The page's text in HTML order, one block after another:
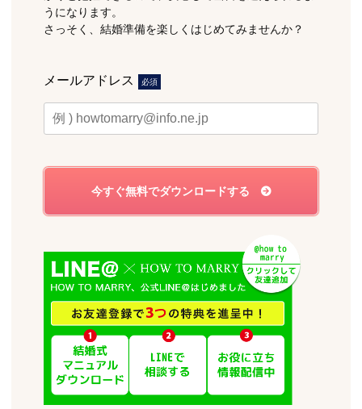
うになります。
さっそく、結婚準備を楽しくはじめてみませんか？
メールアドレス 必須